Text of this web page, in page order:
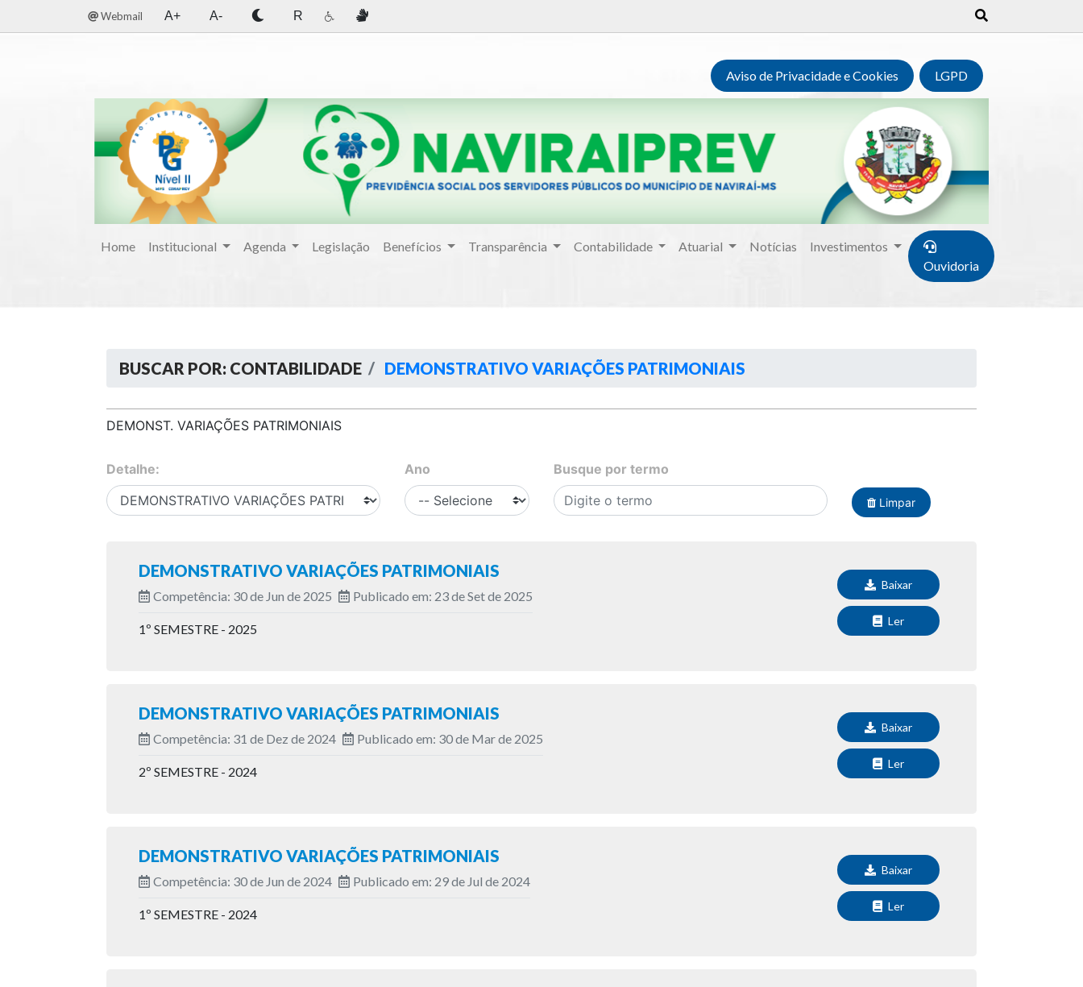
Webmail A+ A- R
Aviso de Privacidade e Cookies LGPD
Home Institucional Agenda Legislação Benefícios Transparência Contabilidade Atuarial Notícias
Investimentos
Ouvidoria
BUSCAR POR: CONTABILIDADE DEMONSTRATIVO VARIAÇÕES PATRIMONIAIS
DEMONST. VARIAÇÕES PATRIMONIAIS
Detalhe: Ano Busque por termo
Limpar
DEMONSTRATIVO VARIAÇÕES PATRIMONIAIS
Competência: 30 de Jun de 2025 Publicado em: 23 de Set de 2025
1º SEMESTRE - 2025
Baixar
Ler
DEMONSTRATIVO VARIAÇÕES PATRIMONIAIS
Competência: 31 de Dez de 2024 Publicado em: 30 de Mar de 2025
2º SEMESTRE - 2024
Baixar
Ler
DEMONSTRATIVO VARIAÇÕES PATRIMONIAIS
Competência: 30 de Jun de 2024 Publicado em: 29 de Jul de 2024
1º SEMESTRE - 2024
Baixar
Ler